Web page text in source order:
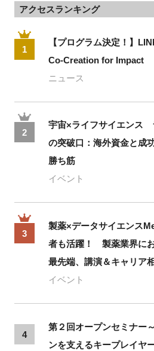
アクセスランキング
1
【プログラム決定！】
Co-Creation for Impact
ニュース
2
宇宙×ライフサイエンス
の突破口：海外資金と成
勝ち筋
イベント
3
製薬×データサイエンス
者も活躍！ 製薬業界に
最先端、講演＆キャリア
イベント
4
第２回オープンセミナー
ンを支えるキープレイヤ